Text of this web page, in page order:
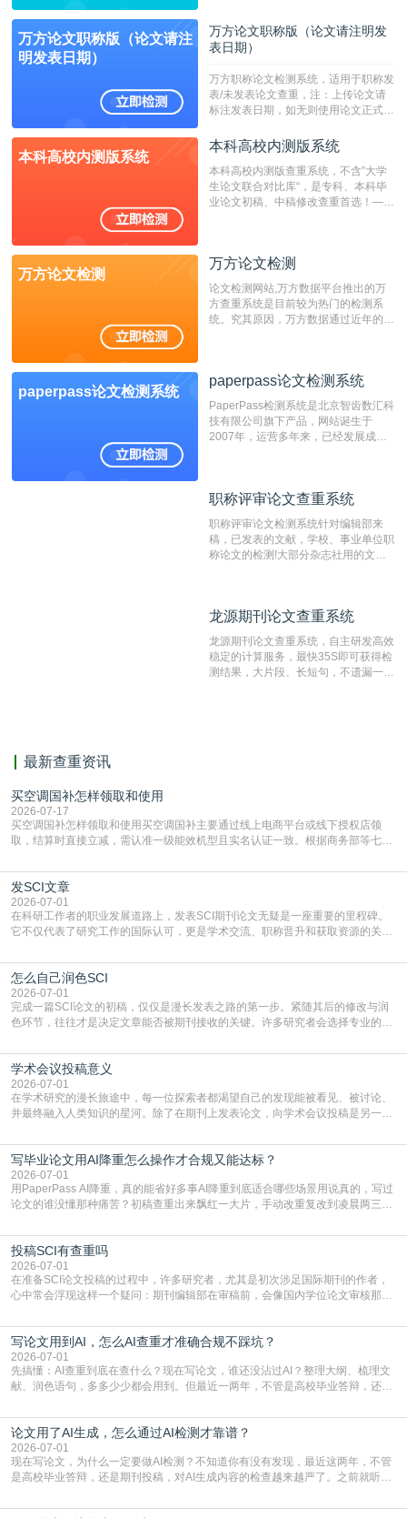
定院校！！！
万方论文职称版（论文请注
明发表日期）
万方论文职称版（论文请注明发
表日期）
万方职称论文检测系统，适用于职称发
表/未发表论文查重，注：上传论文请
标注发表日期，如无则使用论文正式发
成时间作为发表日期。
本科高校内测版系统
本科高校内测版系统
本科高校内测版查重系统，不含”大学
生论文联合对比库“，是专科、本科毕
业论文初稿、中稿修改查重首选！——
万方论文检测
万方论文检测
论文检测网站,万方数据平台推出的万
方查重系统是目前较为热门的检测系
统。究其原因，万方数据通过近年的发
非。其次，相对于知网而言，万方检测
重的推荐系统。
paperpass论文检测系统
paperpass论文检测系统
PaperPass检测系统是北京智齿数汇科
技有限公司旗下产品，网站诞生于
2007年，运营多年来，已经发展成为
检测速度快、精度高，市场反映良好。
职称评审论文查重系统
职称评审论文检测系统针对编辑部来
稿，已发表的文献，学校、事业单位职
称论文的检测!大部分杂志社用的文献
编辑部检测来稿和已发表的文献,检测
测时注意填写第一作者,才能排除已发
表文献复制比。（限制字符数1万）
龙源期刊论文查重系统
龙源期刊论文查重系统，自主研发高效
稳定的计算服务，最快35S即可获得检
测结果，大片段、长短句，不遗漏一处
最新查重资讯
买空调国补怎样领取和使用
2026-07-17
买空调国补怎样领取和使用买空调国补主要通过线上电商平台或线下授权店领
取，结算时直接立减‌，需认准一级能效机型且实名认证一致。根据商务部等七部
能领到补贴首选‌京东APP‌搜索专属口令(如【家电补贴1637】、【国补立省
4949】等，口令会随活动更新，以页面显示为准)进入补贴专场。淘宝/天猫也可
复制粘贴【8$FKFGgJq
发SCI文章
2026-07-01
在科研工作者的职业发展道路上，发表SCI期刊论文无疑是一座重要的里程碑。
它不仅代表了研究工作的国际认可，更是学术交流、职称晋升和获取资源的关键
战与困惑。从选题立意到投稿回应，每一步都需要精心的策略与扎实的工作。本
篇AEIC学术交流中心小编就为大家介绍“发SCI文章”。一、精准定位是成功的第
一步发表SCI文章，首要解决的问题是“投
怎么自己润色SCI
2026-07-01
完成一篇SCI论文的初稿，仅仅是漫长发表之路的第一步。紧随其后的修改与润
色环节，往往才是决定文章能否被期刊接收的关键。许多研究者会选择专业的语
质量，更能在此过程中深化对学术写作的理解。如何系统、高效地打磨自己的论
文，使其在语言和学术表达上更符合国际期刊的要求，是每位研究者值得投入学
习的技能。本篇AEIC学术交流中心小编就为大家介
学术会议投稿意义
2026-07-01
在学术研究的漫长旅途中，每一位探索者都渴望自己的发现能被看见、被讨论、
并最终融入人类知识的星河。除了在期刊上发表论文，向学术会议投稿是另一个
广阔学术天地的大门，连接着个体研究与社会网络。本篇AEIC学术交流中心小编
就为大家介绍“学术会议投稿意义”。一、加速研究成果的传播与反馈学术会议通
常具有周期短、时效性强的特点。相比期刊漫长的
写毕业论文用AI降重怎么操作才合规又能达标？
2026-07-01
用PaperPass AI降重，真的能省好多事AI降重到底适合哪些场景用说真的，写过
论文的谁没懂那种痛苦？初稿查重出来飘红一大片，手动改重复改到凌晨两三
到秃头。这时候靠谱的AI降重真的就是救命稻草，选对工具，半天就能搞定你两
三天都做不完的事。不是所有人都需要用AI降重，但如果你符合下面这些场景，
真的可以试试：初稿写完重复率远超要
投稿SCI有查重吗
2026-07-01
在准备SCI论文投稿的过程中，许多研究者，尤其是初次涉足国际期刊的作者，
心中常会浮现这样一个疑问：期刊编辑部在审稿前，会像国内学位论文审核那
论文的初审通过率。实际上，SCI期刊对重复内容的审查是严谨投稿流程中不可
或缺的一环。本篇AEIC学术交流中心小编就为大家介绍“投稿SCI有查重吗”。
一、查重是标准流程答案是明确的：绝大多数S
写论文用到AI，怎么AI查重才准确合规不踩坑？
2026-07-01
先搞懂：AI查重到底在查什么？现在写论文，谁还没沾过AI？整理大纲、梳理文
献、润色语句，多多少少都会用到。但最近一两年，不管是高校毕业答辩，还是
须加做AI查重。很多人分不清，AI查重和普通查重到底有啥区别？这里说透：普
通查重查的是你的文字和已公开文献的重复比例，防的是抄袭；AI查重查的是你
的内容里，有多少是AI生成的，防的是过
论文用了AI生成，怎么通过AI检测才靠谱？
2026-07-01
现在写论文，为什么一定要做AI检测？不知道你有没有发现，最近这两年，不管
是高校毕业答辩，还是期刊投稿，对AI生成内容的检查越来越严了。之前就听身
要求修改，还差点被判定学术不规范，真的太冤了。现在国内多数高校和核心期